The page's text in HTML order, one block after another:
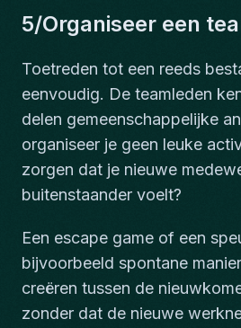
5/Organiseer een
Toetreden tot een reeds
eenvoudig. De teamleden
delen gemeenschappelijke
organiseer je geen leuke
zorgen dat je nieuwe
buitenstaander voelt?
Een escape game of een
bijvoorbeeld spontane
creëren tussen de
zonder dat de nieuwe